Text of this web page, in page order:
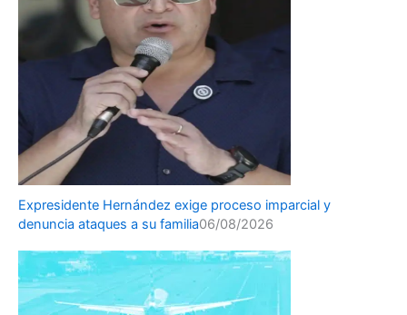
Expresidente Hernández exige proceso imparcial y
denuncia ataques a su familia06/08/2026